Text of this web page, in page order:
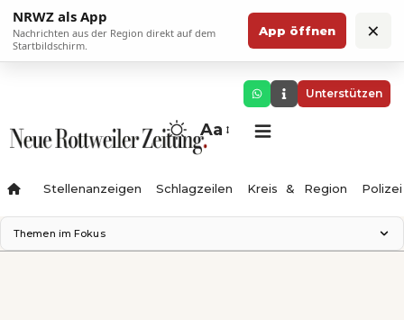
NRWZ als App
Nachrichten aus der Region direkt auf dem
Startbildschirm.
App öffnen ×
Unterstützen
Aa
Stellenanzeigen Schlagzeilen Kreis & Region Polizei
Themen im Fokus